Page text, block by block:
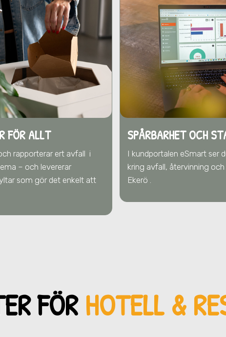
FÖR ALLT
rapporterar ert avfall i
– och levererar
som gör det enkelt att
SPÅRBARHET OCH
I kundportalen eSmart ser
kring avfall, återvinning
Ekerö .
FÖRHOTELL &